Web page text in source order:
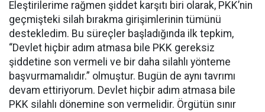
Eleştirilerime rağmen şiddet karşıtı biri olarak, PKK’nin
geçmişteki silah bırakma girişimlerinin tümünü
destekledim. Bu süreçler başladığında ilk tepkim,
“Devlet hiçbir adım atmasa bile PKK gereksiz
şiddetine son vermeli ve bir daha silahlı yönteme
başvurmamalıdır.” olmuştur. Bugün de aynı tavrımı
devam ettiriyorum. Devlet hiçbir adım atmasa bile
PKK silahlı dönemine son vermelidir. Örgütün sınır